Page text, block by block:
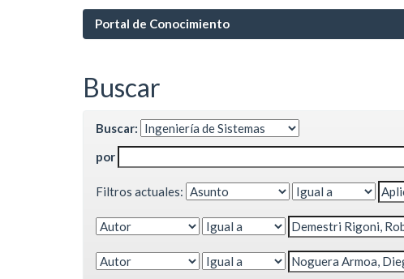
Portal de Conocimiento
Buscar
Buscar:
por
Filtros actuales: